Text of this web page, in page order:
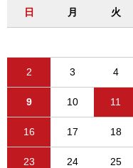
日 月 火
2 3 4
9 10 11
16 17 18
23 24 25